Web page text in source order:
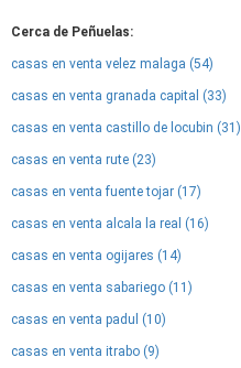
Cerca de Peñuelas:
casas en venta velez malaga (54)
casas en venta granada capital (33)
casas en venta castillo de locubin (31)
casas en venta rute (23)
casas en venta fuente tojar (17)
casas en venta alcala la real (16)
casas en venta ogijares (14)
casas en venta sabariego (11)
casas en venta padul (10)
casas en venta itrabo (9)